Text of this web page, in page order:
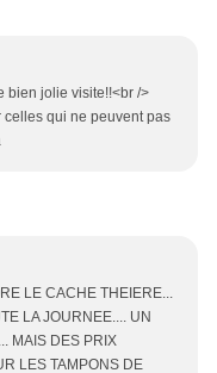
bien jolie visite!!<br />
celles qui ne peuvent pas
LE CACHE THEIERE...
LA JOURNEE.... UN
MAIS DES PRIX
LES TAMPONS DE